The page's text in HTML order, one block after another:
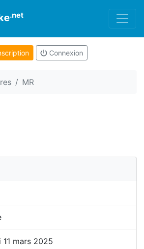
.net
Connexion
MR
mars 2025